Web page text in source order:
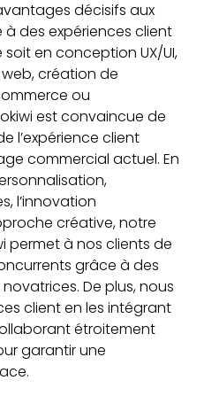
décisifs aux
à des expériences client
en conception UX/UI,
création de
ou
est convaincue de
l’expérience client
commercial actuel. En
l’innovation
créative, notre
permet à nos clients de
grâce à des
De plus, nous
client en les intégrant
étroitement
garantir une